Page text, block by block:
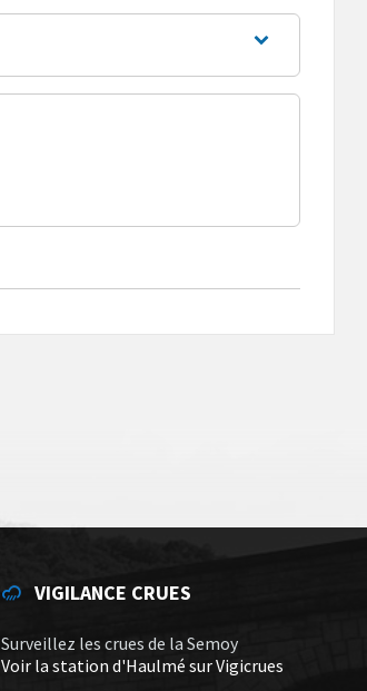
VIGILANCE CRUES
Surveillez les crues de la Semoy
Voir la station d'Haulmé sur Vigicrues